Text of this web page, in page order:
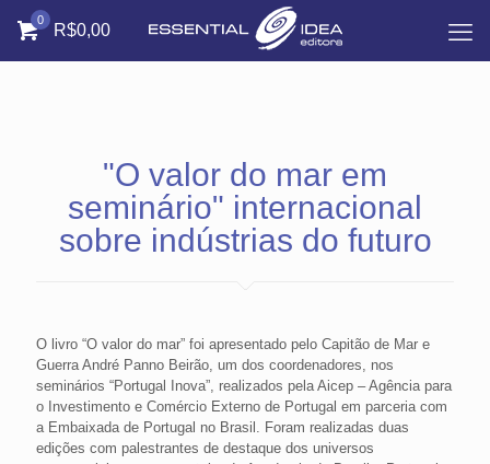
0
R$0,00
"O valor do mar em
seminário" internacional
sobre indústrias do futuro
O livro “O valor do mar” foi apresentado pelo Capitão de Mar e
Guerra André Panno Beirão, um dos coordenadores, nos
seminários “Portugal Inova”, realizados pela Aicep – Agência para
o Investimento e Comércio Externo de Portugal em parceria com
a Embaixada de Portugal no Brasil. Foram realizadas duas
edições com palestrantes de destaque dos universos